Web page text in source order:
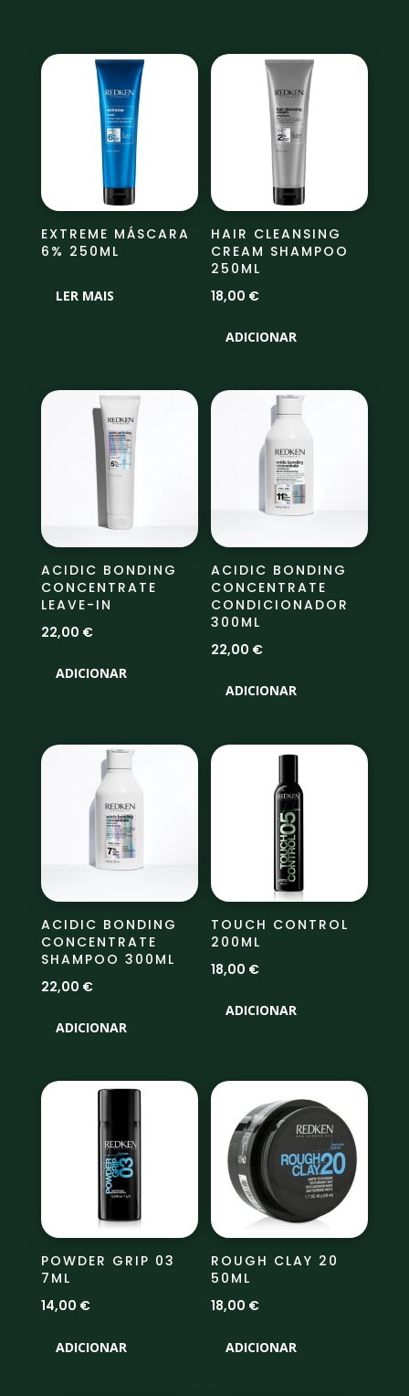
EXTREME MÁSCARA
6% 250ML
LER MAIS
HAIR CLEANSING
CREAM SHAMPOO
250ML
18,00 €
ADICIONAR
ACIDIC BONDING
CONCENTRATE
LEAVE-IN
22,00 €
ADICIONAR
ACIDIC BONDING
CONCENTRATE
CONDICIONADOR
300ML
22,00 €
ADICIONAR
ACIDIC BONDING
CONCENTRATE
SHAMPOO 300ML
22,00 €
ADICIONAR
TOUCH CONTROL
200ML
18,00 €
ADICIONAR
POWDER GRIP 03
7ML
14,00 €
ADICIONAR
ROUGH CLAY 20
50ML
18,00 €
ADICIONAR